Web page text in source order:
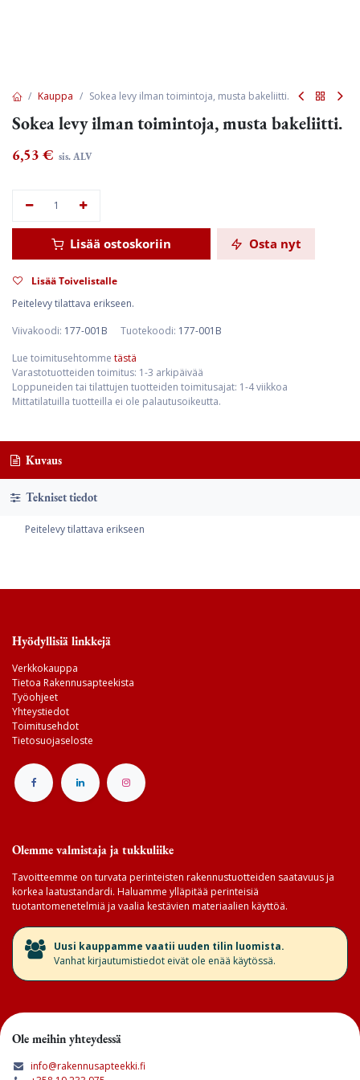
Kauppa Sokea levy ilman toimintoja, musta bakeliitti.
Sokea levy ilman toimintoja, musta bakeliitti.
6,53 € sis. ALV
Lisää ostoskoriin Osta nyt
Lisää Toivelistalle
Peitelevy tilattava erikseen.
Viivakoodi: 177-001B Tuotekoodi: 177-001B
Lue toimitusehtomme tästä
Varastotuotteiden toimitus: 1-3 arkipäivää
Loppuneiden tai tilattujen tuotteiden toimitusajat: 1-4 viikkoa
Mittatilatuilla tuotteilla ei ole palautusoikeutta.
Kuvaus
Tekniset tiedot
Peitelevy tilattava erikseen
Hyödyllisiä linkkejä
Verkkokauppa
Tietoa Rakennusapteekista
Työohjeet
Yhteystiedot
Toimitusehdot
Tietosuojaseloste
Olemme valmistaja ja tukkuliike
Tavoitteemme on turvata perinteisten rakennustuotteiden saatavuus ja
korkea laatustandardi. Haluamme ylläpitää perinteisiä
tuotantomenetelmiä ja vaalia kestävien materiaalien käyttöä.
​Uusi kauppamme vaatii uuden tilin luomista.
Vanhat kirjautumistiedot eivät ole enää käytössä.
Ole meihin yhteydessä
info@rakennusapteekki.fi